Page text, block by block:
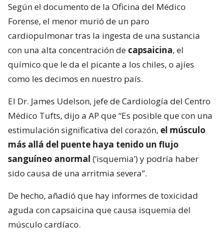
Según el documento de la Oficina del Médico
Forense, el menor murió de un paro
cardiopulmonar tras la ingesta de una sustancia
con una alta concentración de capsaicina, el
químico que le da el picante a los chiles, o ajíes
como les decimos en nuestro país.
El Dr. James Udelson, jefe de Cardiología del Centro
Médico Tufts, dijo a AP que “Es posible que con una
estimulación significativa del corazón, el músculo
más allá del puente haya tenido un flujo
sanguíneo anormal (‘isquemia’) y podría haber
sido causa de una arritmia severa”.
De hecho, añadió que hay informes de toxicidad
aguda con capsaicina que causa isquemia del
músculo cardíaco.